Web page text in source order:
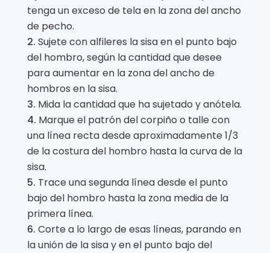
tenga un exceso de tela en la zona del ancho
de pecho.
Sujete con alfileres la sisa en el punto bajo
del hombro, según la cantidad que desee
para aumentar en la zona del ancho de
hombros en la sisa.
Mida la cantidad que ha sujetado y anótela.
Marque el patrón del corpiño o talle con
una línea recta desde aproximadamente 1/3
de la costura del hombro hasta la curva de la
sisa.
Trace una segunda línea desde el punto
bajo del hombro hasta la zona media de la
primera línea.
Corte a lo largo de esas líneas, parando en
la unión de la sisa y en el punto bajo del